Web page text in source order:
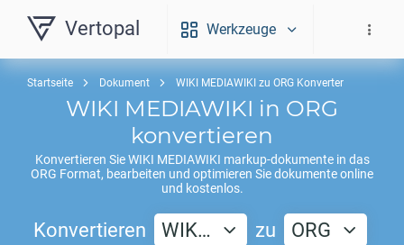
Vertopal Werkzeuge
Startseite Dokument WIKI MEDIAWIKI zu ORG Konverter
WIKI MEDIAWIKI in ORG
konvertieren
Konvertieren SieWIKI MEDIAWIKI markup-dokumente in das
ORG Format, bearbeiten und optimieren Sie dokumente online
und kostenlos.
Konvertieren WIK… zu ORG